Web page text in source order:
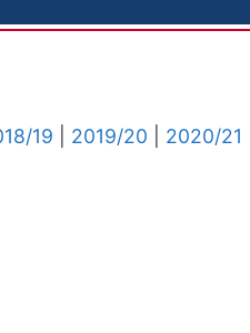
19 2019/20
2020/21